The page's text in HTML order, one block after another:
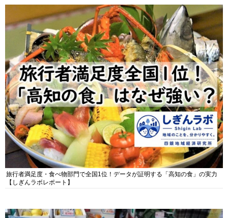
旅行者満足度・食べ物部門で全国1位！データが証明する「高知の食」の実力
【しぎんラボレポート】